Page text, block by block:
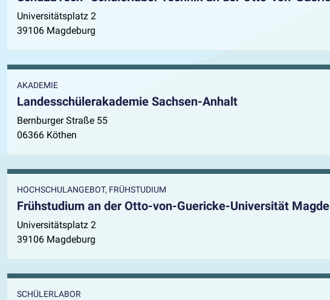
Universitätsplatz 2
39106 Magdeburg
AKADEMIE
Landesschülerakademie Sachsen-Anhalt
Bernburger Straße 55
06366 Köthen
HOCHSCHULANGEBOT, FRÜHSTUDIUM
Frühstudium an der Otto-von-Guericke-Universität
Universitätsplatz 2
39106 Magdeburg
SCHÜLERLABOR